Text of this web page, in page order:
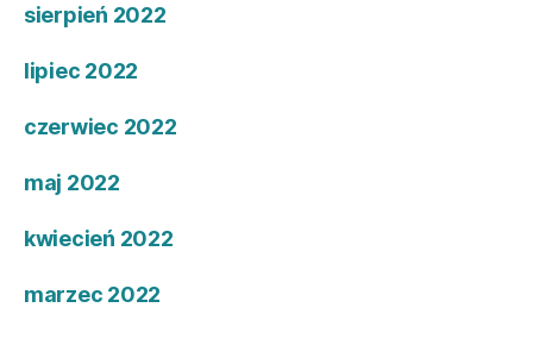
sierpień 2022
lipiec 2022
czerwiec 2022
maj 2022
kwiecień 2022
marzec 2022